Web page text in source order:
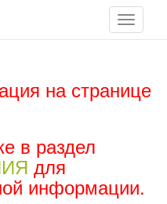
на странице
в раздел
для
информации.